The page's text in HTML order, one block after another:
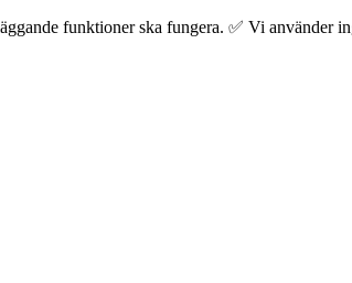
funktioner ska fungera. ✅ Vi